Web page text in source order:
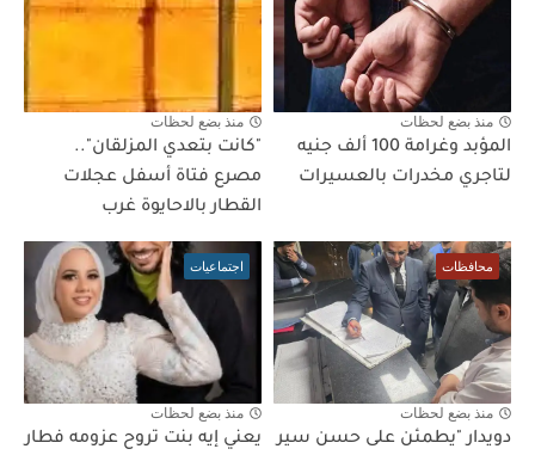
منذ بضع لحظات
المؤبد وغرامة 100 ألف جنيه
لتاجري مخدرات بالعسيرات
منذ بضع لحظات
"كانت بتعدي المزلقان"..
مصرع فتاة أسفل عجلات
القطار بالاحايوة غرب
محافظات
منذ بضع لحظات
دويدار "يطمئن على حسن سير
اجتماعيات
منذ بضع لحظات
يعني إيه بنت تروح عزومه فطار